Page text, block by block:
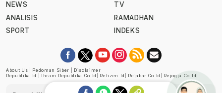
NEWS
ANALISIS
SPORT
TV
RAMADHAN
INDEKS
About Us Pedoman Siber
Disclaimer
Republika.id
Ihram.republika.co.id Retizen.id Rejabar.co.id Rejogja.co.id